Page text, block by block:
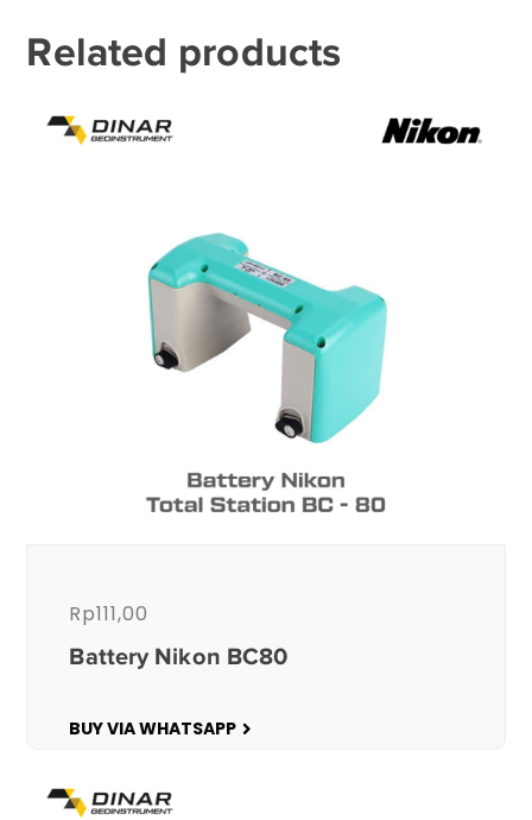
Related products
Battery Nikon BC80
Rp111,00
BUY VIA WHATSAPP